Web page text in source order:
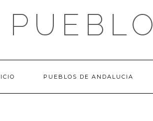
PUEBLOS DE ANDALUCIA